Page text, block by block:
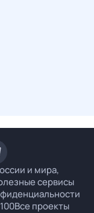
и мира,
сервисы
Все проекты